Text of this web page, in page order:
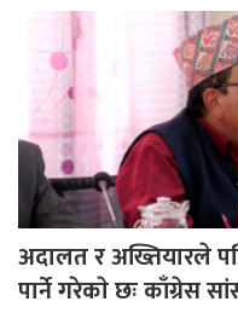
अदालत र अख्तियारले
पार्ने गरेकाे छः काँग्रेस